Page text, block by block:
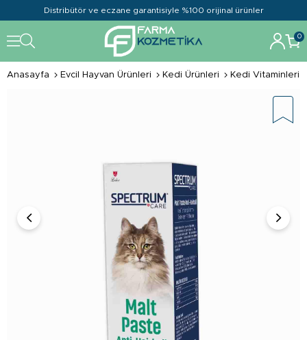
Distribütör ve eczane garantisiyle %100 orijinal ürünler
0
Anasayfa Evcil Hayvan Ürünleri Kedi Ürünleri Kedi Vitaminleri